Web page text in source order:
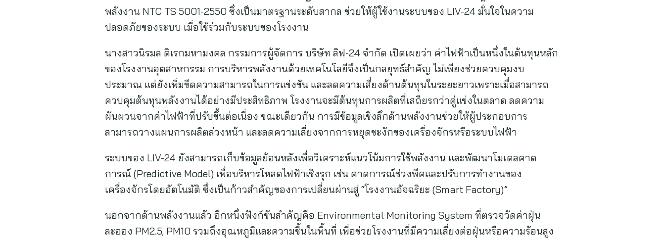
พลังงาน NTC TS 5001-2550 ซึ่งเป็นมาตรฐานระดับสากล ช่วยให้ผู้ใช้งานระบบของ LIV-24 มั่นใจในความ
ปลอดภัยของระบบ เมื่อใช้ร่วมกับระบบของโรงงาน
นางสาวนิรมล ดิเรกมหามงคล กรรมการผู้จัดการ บริษัท ลิฟ-24 จำกัด เปิดเผยว่า ค่าไฟฟ้าเป็นหนึ่งในต้นทุนหลัก
ของโรงงานอุตสาหกรรม การบริหารพลังงานด้วยเทคโนโลยีจึงเป็นกลยุทธ์สำคัญ ไม่เพียงช่วยควบคุมงบ
ประมาณ แต่ยังเพิ่มขีดความสามารถในการแข่งขัน และลดความเสี่ยงด้านต้นทุนในระยะยาวเพราะเมื่อสามารถ
ควบคุมต้นทุนพลังงานได้อย่างมีประสิทธิภาพ โรงงานจะมีต้นทุนการผลิตที่เสถียรกว่าคู่แข่งในตลาด ลดความ
ผันผวนจากค่าไฟฟ้าที่ปรับขึ้นต่อเนื่อง ขณะเดียวกัน การมีข้อมูลเชิงลึกด้านพลังงานช่วยให้ผู้ประกอบการ
สามารถวางแผนการผลิตล่วงหน้า และลดความเสี่ยงจากการหยุดชะงักของเครื่องจักรหรือระบบไฟฟ้า
ระบบของ LIV-24 ยังสามารถเก็บข้อมูลย้อนหลังเพื่อวิเคราะห์แนวโน้มการใช้พลังงาน และพัฒนาโมเดลคาด
การณ์ (Predictive Model) เพื่อบริหารโหลดไฟฟ้าเชิงรุก เช่น คาดการณ์ช่วงพีคและปรับการทำงานของ
เครื่องจักรโดยอัตโนมัติ ซึ่งเป็นก้าวสำคัญของการเปลี่ยนผ่านสู่ “โรงงานอัจฉริยะ (Smart Factory)”
นอกจากด้านพลังงานแล้ว อีกหนึ่งฟังก์ชันสำคัญคือ Environmental Monitoring System ที่ตรวจวัดค่าฝุ่น
ละออง PM2.5, PM10 รวมถึงอุณหภูมิและความชื้นในพื้นที่ เพื่อช่วยโรงงานที่มีความเสี่ยงต่อฝุ่นหรือความร้อนสูง